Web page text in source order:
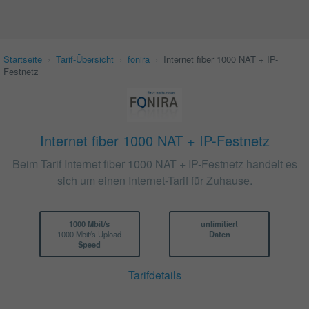
Startseite Tarif-Übersicht fonira
Internet fiber 1000 NAT + IP-
Festnetz
Internet fiber 1000 NAT + IP-Festnetz
Beim Tarif Internet fiber 1000 NAT + IP-Festnetz handelt es
sich um einen Internet-Tarif für Zuhause.
1000 Mbit/s
1000 Mbit/s Upload
Speed
unlimitiert
Daten
Tarifdetails